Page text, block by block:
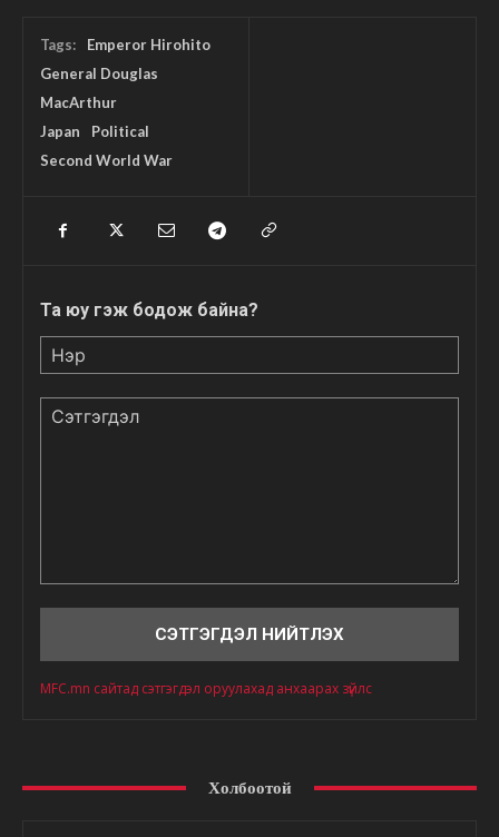
Tags:
Emperor Hirohito
General Douglas
MacArthur
Japan
Political
Second World War
Та юу гэж бодож байна?
MFC.mn сайтад сэтгэгдэл оруулахад анхаарах зүйлс
Холбоотой